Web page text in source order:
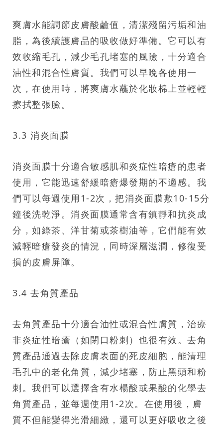
爽膚水能調節皮膚酸鹼值，清潔殘留污垢和油
脂，為後續護膚品的吸收做好準備。它可以有
效收縮毛孔，減少毛孔堵塞的風險，十分適合
油性和混合性膚質。我們可以早晚各使用一
次，在使用時，將爽膚水蘸於化妝棉上並輕輕
擦拭整張臉。
3.3 消炎面膜
消炎面膜十分適合敏感肌和炎症性暗瘡的患者
使用，它能迅速舒緩暗瘡爆發期的不適感。我
們可以每週使用1-2次，把消炎面膜敷10-15分
鐘後洗乾淨。消炎面膜通常含有鎮靜和抗炎成
分，如綠茶、洋甘菊或茶樹油等，它們能有效
減輕暗瘡發炎的情況，同時深層滋潤，修復受
損的皮膚屏障。
3.4 去角質產品
去角質產品十分適合油性或混合性膚質，治療
非炎症性暗瘡（如閉口粉刺）也很有效。去角
質產品通過去除皮膚表面的死皮細胞，能清理
毛孔中的老化角質，減少堵塞，防止黑頭和粉
刺。我們可以選擇含有水楊酸或果酸的化學去
角質產品，並每週使用1-2次。在使用後，膚
質不但能變得光滑細緻，還可以更好吸收之後